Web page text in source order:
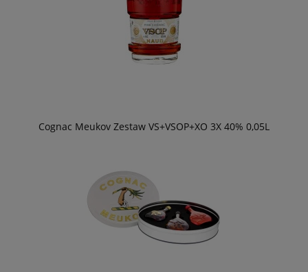
Cognac Meukov Zestaw VS+VSOP+XO 3X 40% 0,05L